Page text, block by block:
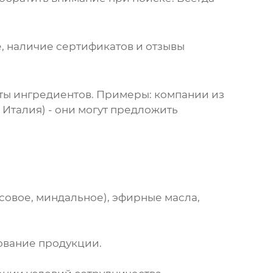
сертификатов и отзывы
ингредиентов. Примеры: компании из
- они могут предложить
миндальное), эфирные масла,
продукции.